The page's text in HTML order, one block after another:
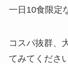
一日10食限定
コスパ抜群、
てみてくださ